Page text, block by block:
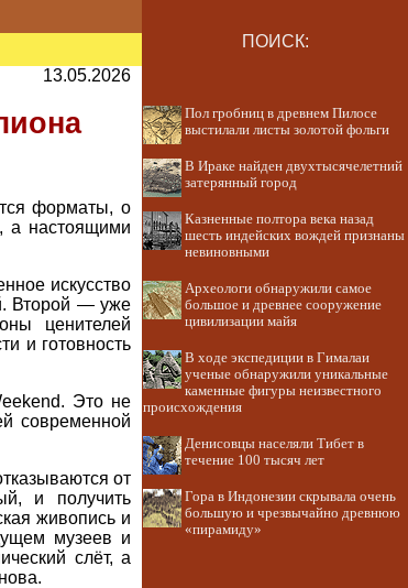
ПОИСК:
13.05.2026
форматы, о
а настоящими
искусство
Второй — уже
ценителей
и готовность
Это не
современной
от
и получить
живопись и
музеев и
слёт, а
Пол гробниц в древнем Пилосе
выстилали листы золотой фольги
В Ираке найден двухтысячелетний
затерянный город
Казненные полтора века назад
шесть индейских вождей признаны
невиновными
Археологи обнаружили самое
большое и древнее сооружение
цивилизации майя
В ходе экспедиции в Гималаи
ученые обнаружили уникальные
каменные фигуры неизвестного
происхождения
Денисовцы населяли Тибет в
течение 100 тысяч лет
Гора в Индонезии скрывала очень
большую и чрезвычайно древнюю
«пирамиду»